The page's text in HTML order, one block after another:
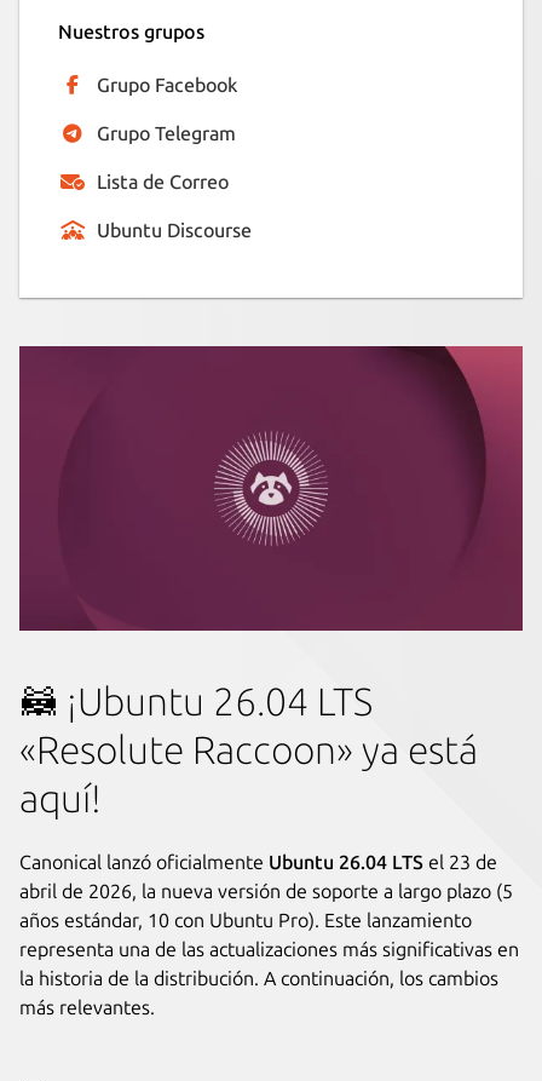
Nuestros grupos
Grupo Facebook
Grupo Telegram
Lista de Correo
Ubuntu Discourse
🦝 ¡Ubuntu 26.04 LTS
«Resolute Raccoon» ya está
aquí!
Canonical lanzó oficialmente Ubuntu 26.04 LTS el 23 de
abril de 2026, la nueva versión de soporte a largo plazo (5
años estándar, 10 con Ubuntu Pro). Este lanzamiento
representa una de las actualizaciones más significativas en
la historia de la distribución. A continuación, los cambios
más relevantes.